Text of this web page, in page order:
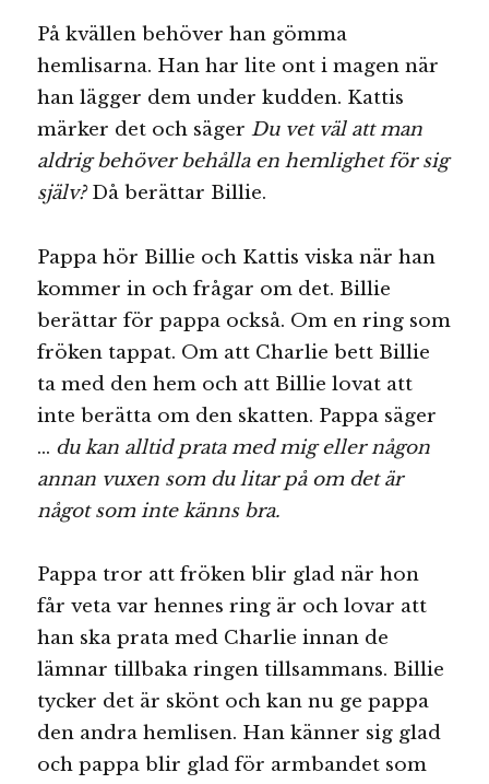
På kvällen behöver han gömma
hemlisarna. Han har lite ont i magen när
han lägger dem under kudden. Kattis
märker det och sägerDu vet väl att man
aldrig behöver behålla en hemlighet för sig
själv?Då berättar Billie.
Pappa hör Billie och Kattis viska när han
kommer in och frågar om det. Billie
berättar för pappa också. Om en ring som
fröken tappat. Om att Charlie bett Billie
ta med den hem och att Billie lovat att
inte berätta om den skatten. Pappa säger
… du kan alltid prata med mig eller någon
annan vuxen som du litar på om det är
något som inte känns bra.
Pappa tror att fröken blir glad när hon
får veta var hennes ring är och lovar att
han ska prata med Charlie innan de
lämnar tillbaka ringen tillsammans. Billie
tycker det är skönt och kan nu ge pappa
den andra hemlisen. Han känner sig glad
och pappa blir glad för armbandet som